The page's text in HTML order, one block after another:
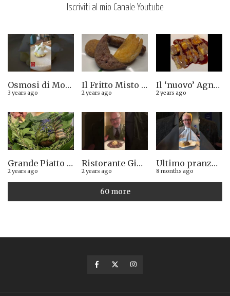
Iscriviti al mio Canale Youtube
Osmosi di Montepulciano nuova stella Michelin. Avevamo visto lungo il 14.08.2023
3 years ago
Il Fritto Misto del Centro di Priocca
2 years ago
Il ‘nuovo’ Agnolotto di Torino del Mago Rabin
2 years ago
Grande Piatto al rist. Quintilio di Altare SV: Carrè di agnello in crosta di erbe aromatiche liguri
2 years ago
Ristorante Giglio di Lucca. Stella Michelin sì o no?
2 years ago
Ultimo pranzo torinese al ristorante Casa Vicina. 13/12/2025
8 months ago
60 more